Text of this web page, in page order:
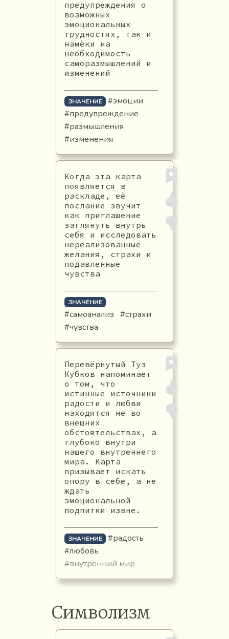
предупреждения о
возможных
эмоциональных
трудностях, так и
намёки на
необходимость
саморазмышлений и
изменений
ЗНАЧЕНИЕ
#эмоции
#предупреждение
#размышления
#изменения
Когда эта карта
появляется в
раскладе, её
послание звучит
как приглашение
заглянуть внутрь
себя и исследовать
нереализованные
желания, страхи и
подавленные
чувства
ЗНАЧЕНИЕ
#самоанализ #страхи
#чувства
Перевёрнутый Туз
Кубков напоминает
о том, что
истинные источники
радости и любви
находятся не во
внешних
обстоятельствах, а
глубоко внутри
нашего внутреннего
мира. Карта
призывает искать
опору в себе, а не
ждать
эмоциональной
подпитки извне.
ЗНАЧЕНИЕ
#радость
#любовь
#внутренний мир
Символизм